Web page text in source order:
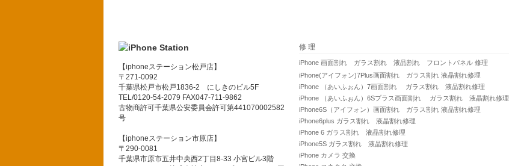
【iphoneステーション松戸店】
〒271-0092
千葉県松戸市松戸1836-2 にしきのビル5F
TEL/0120-54-2079 FAX047-711-9862
古物商許可千葉県公安委員会許可第441070002582
号
【iphoneステーション市原店】
〒290-0081
千葉県市原市五井中央西2丁目8-33 小宮ビル3階
修 理
iPhone 画面割れ ガラス割れ 液晶割れ フロントパネル 修理
iPhone(アイフォン)7Plus画面割れ ガラス割れ 液晶割れ修理
iPhone （あいふぉん）7画面割れ ガラス割れ 液晶割れ修理
iPhone （あいふぉん）6Sプラス画面割れ ガラス割れ 液晶割れ修理
iPhone6S（アイフォン）画面割れ ガラス割れ 液晶割れ修理
iPhone6plus ガラス割れ 液晶割れ修理
iPhone 6 ガラス割れ 液晶割れ修理
iPhone5S ガラス割れ 液晶割れ修理
iPhone カメラ 交換